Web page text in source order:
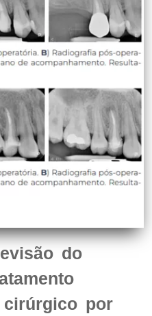
do
cirúrgico por